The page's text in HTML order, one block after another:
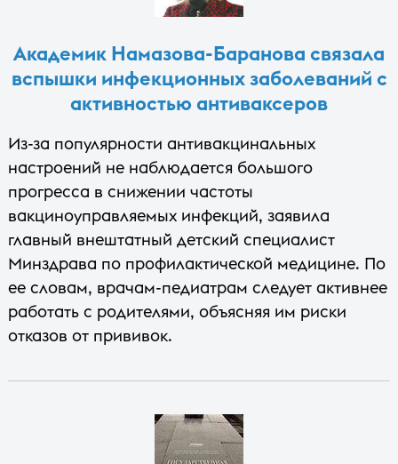
Академик Намазова-Баранова связала
вспышки инфекционных заболеваний с
активностью антиваксеров
Из-за популярности антивакцинальных
настроений не наблюдается большого
прогресса в снижении частоты
вакциноуправляемых инфекций, заявила
главный внештатный детский специалист
Минздрава по профилактической медицине. По
ее словам, врачам-педиатрам следует активнее
работать с родителями, объясняя им риски
отказов от прививок.